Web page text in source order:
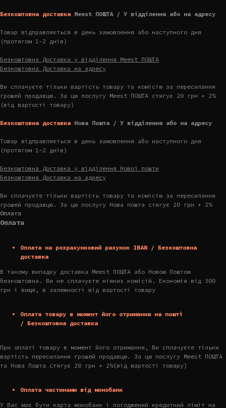
Безкоштовна доставка Meest ПОШТА / У відділення або на адресу
Товар відправляється в день замовлення або наступного дня
(протягом 1-2 днів)
Безкоштовна Доставка у відділення Meest ПОШТА
Безкоштовна Доставка на адресу
Ви сплачуєте тільки вартість товару та комісію за пересилання
грошей продавцю. За цю послугу Meest ПОШТА стягує 20 грн + 2%
(від вартості товару)
Безкоштовна доставка Нова Пошта / У відділення або на адресу
Товар відправляється в день замовлення або наступного дня
(протягом 1-2 днів)
Безкоштовна Доставка у відділення Нової пошти
Безкоштовна Доставка на адресу
Ви сплачуєте тільки вартість товару та комісію за пересилання
грошей продавцю. За цю послугу Нова пошта стягує 20 грн + 2%
Оплата
Оплата
Оплата на розрахунковий рахунок IBAN / Безкоштовна
доставка
В такому випадку доставка Meest ПОШТА або Новою Поштою
безкоштовна. Ви не сплачуєте ніяких комісій. Економія від 300
грн і вище, в залежності від вартості товару
Оплата товару в момент його отримання на пошті
/ Безкоштовна доставка
При оплаті товару в момент його отримання, Ви сплачуєте тільки
вартість пересилання грошей продавцю. За цю послугу Meest ПОШТА
та Нова Пошта стягує 20 грн + 2%(від вартості товару)
Оплата частинами від монобанк
У Вас має бути карта монобанк і погоджений кредитний ліміт на